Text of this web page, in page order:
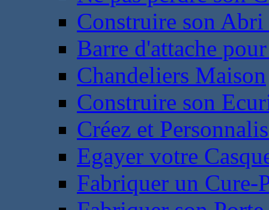
Construire son
Barre d'attache
Chandeliers Maison
Construire son
Créez et
Egayer votre
Fabriquer un Cure-